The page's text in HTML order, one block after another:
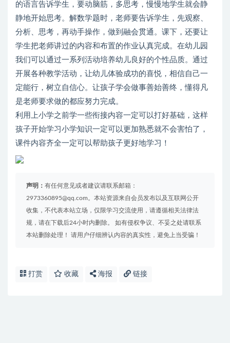
的语言告诉学生，要动脑筋，多思考，慢慢地学生就会静
静地开始思考。解数学题时，老师要告诉学生，先观察、
分析、思考，再动手操作，做到融会贯通。课下，还要让
学生把老师讲过的内容和布置的作业认真完成。在幼儿园
我们可以通过一系列活动培养幼儿良好的个性品质。通过
开展各种教学活动，让幼儿体验成功的喜悦，相信自己一
定能行，树立自信心。让孩子学会做事善始善终，懂得凡
是老师要求做的都应努力完成。
利用上小学之前学一些衔接内容一定可以打好基础，这样
孩子开始学习小学知识一定可以更加熟悉就不会害怕了，
课件内容齐全一定可以帮助孩子更好地学习！
声明： 有任何意见或者建议请联系邮箱：
2973360895@qq.com。本站资源来自会员发布以及互联网公开
收集，不代表本站立场，仅限学习交流使用，请遵循相关法律法
规，请在下载后24小时内删除。 如有侵权争议、不妥之处请联系
本站删除处理！ 请用户仔细辨认内容的真实性，避免上当受骗！
打赏 收藏 海报 链接